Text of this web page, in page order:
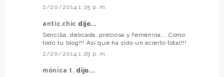
2/20/2014 1:25 p. m.
antic.chic dijo...
Sencilla, delicada, preciosa y femenina... Como
todo tu blog!!! Así que ha sido un acierto total!!!
2/20/2014 1:29 p. m.
mónica t. dijo...